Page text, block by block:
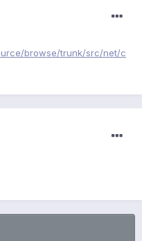
browse/trunk/src/net/c